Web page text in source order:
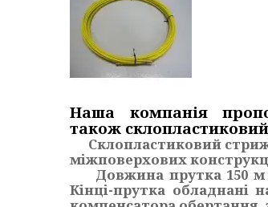
Наша компанія
також
Склопластиковий
міжповерхових
Довжина прутка 150 м
Кінці-прутка обладнані